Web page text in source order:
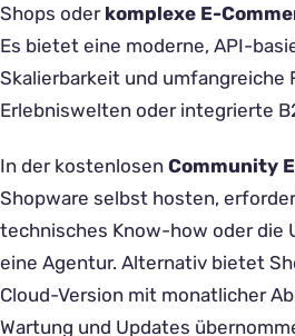
Shops oder komplexe E-
Es bietet eine moderne, API-
Skalierbarkeit und umfangreiche
Erlebniswelten oder integrierte
In der kostenlosen Community
Shopware selbst hosten,
technisches Know-how oder die
eine Agentur. Alternativ bietet
Cloud-Version mit monatlicher
Wartung und Updates